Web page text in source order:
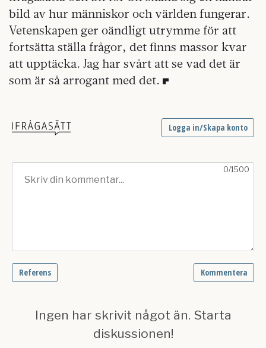
bild av hur människor och världen fungerar.
Vetenskapen ger oändligt utrymme för att
fortsätta ställa frågor, det finns massor kvar
att upptäcka. Jag har svårt att se vad det är
som är så arrogant med det.